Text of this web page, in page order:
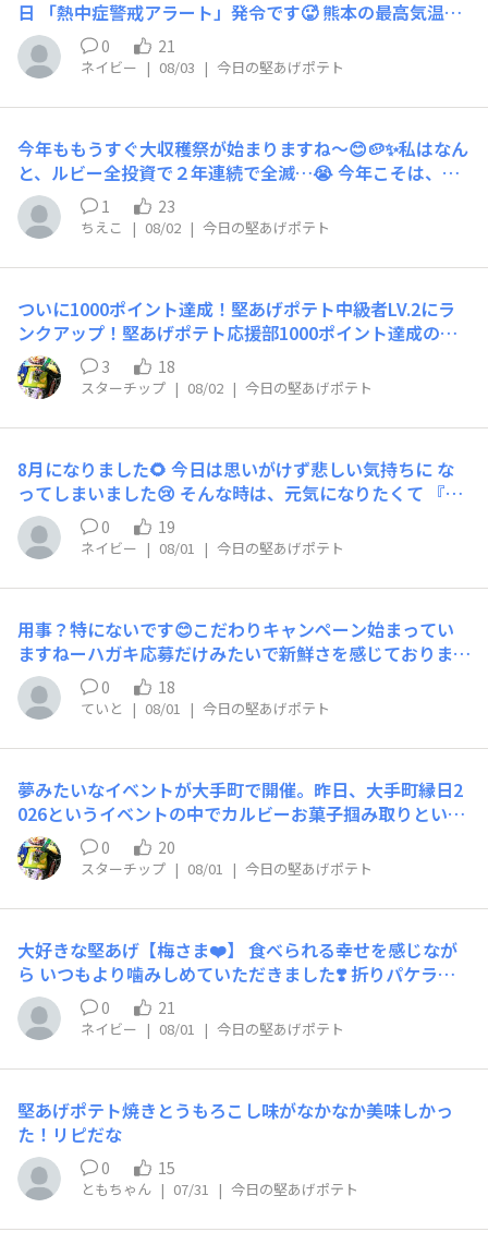
てみたところ！ここ最近で食べたCalbeeポテトチップス
のなかではトップクラスに良かったと感じた味に思えたん
ですよね。ポテトチップスで再現するのが難しいと思う
りにしている「ハラペーニョ」の味わい。そして個人的に
決め手と感じた「パセリ」この味を堅あげポテトの食感で
食べてみたいと思いましたね。可能ならば堅あげポテトと
KFCコラボで【グリーンホットウィング】を！もしくは
【ハラペーニョ】味あたりで販売して頂けたらと思いまし
た。
日 「熱中症警戒アラート」発令です🥵 熊本の最高気温予
想をみて また心が痛みます😣 どうか、どうか…酷暑日に
ならないで🙏 熊本の皆さんが１日でも早く 大好きなお菓
子を楽しめる 穏やかな生活に戻られることを 切に願って
います🍀
0 21
ネイビー | 08/03 | 今日の堅あげポテト
今年ももうすぐ大収穫祭が始まりますね〜😊🥔✨私はなん
と、ルビー全投資で２年連続で全滅…😭 今年こそは、じ
ゃがいもが届きますように🙏✨【カルビーさんにお願いで
す💕】毎年たくさんの方が応募されていると思いますが、
できるだけたくさんの人が当選して「やったー！」と喜べ
るような仕組みがあったら嬉しいです😊例えば…🌟同じ
収穫祭では、同じ住所の当選は３回まで🌟１度に1,000ル
ビー（50口）応募すると当選確率がグッと上がる仕組み
🌟堅あげポテト応援部員は、１口を２口分として抽選して
もらえる特典…なんていうのはどうでしょう？😆もちろ
てたい！」という私の切実な願いです😂💕今年はじゃが
いもが届きますように〜🥔✨ カルビーさん、よろしくお
願いします🙏😊
1 23
ちえこ | 08/02 | 今日の堅あげポテト
ついに1000ポイント達成！堅あげポテト中級者LV.2にラ
ンクアップ！堅あげポテト応援部1000ポイント達成の瞬
間おはようございます。本日1000ポイントを達成するこ
とができました。これからも堅あげポテト部員として盛り
上げていきたいと思います。1000ポイント達成の日は現
在発売されている堅あげポテトで１番好きなブラックペッ
3 18
スターチップ | 08/02 | 今日の堅あげポテト
8月になりました🌻 今日は思いがけず悲しい気持ちに な
ってしまいました😢 そんな時は、元気になりたくて 『推
し💓』に会いに「ライブ♪DVD」 今、観て堅あげ食べて
ます🥲 推し💓の笑顔はほんと最高〜🥰💘 堅あげも私に元
気をくれます💓🎶 どっちも、私にとっては なくてはなら
ない大切な存在です🍀
0 19
ネイビー | 08/01 | 今日の堅あげポテト
用事？特にないです😊こだわりキャンペーン始まってい
ますねーハガキ応募だけみたいで新鮮さを感じておりま
す。お休みに入りましたら堅あげタイム楽しみたいなと思
います✨
0 18
ていと | 08/01 | 今日の堅あげポテト
夢みたいなイベントが大手町で開催。昨日、大手町縁日2
026というイベントの中でカルビーお菓子掴み取りという
イベントが開催されました。ということで堅あげポテト部
員として参加してきました。画像のようなお菓子プールか
ら片手でお菓子を掴みあげるというイベント内容でしたが
この日は都内某所で開催されていたゲームイベントに参加
候によりお菓子掴み取り大会が一時中断されていたという
ことや、夏の野外イベントだったことで私の足が虫にささ
れるということが重なったことで・・・【完全な本気モー
ドになってしまった私は】おそらく過去最高記録？を記録
がこの投稿を見てくれていたとしたら上記のような状況が
ありましたが、すいませんでしたと書いておきます。お菓
子掴み取り大会は盛り上がっていたように思えるので、ま
たどこかで開催してもらいたいと思いました。大手町で開
催されたカルビーお菓子掴み取り大会の様子「※画像はぼ
かしをいれております※」
0 20
スターチップ | 08/01 | 今日の堅あげポテト
大好きな堅あげ【梅さま❤️】 食べられる幸せを感じなが
ら いつもより噛みしめていただきました❣️ 折りパケラン
キング🌟 １つ上がって３位🥉になりました！ もうお店で
は見かけないので ストック分で１位になりたいです🥰
0 21
ネイビー | 08/01 | 今日の堅あげポテト
堅あげポテト焼きとうもろこし味がなかなか美味しかっ
た！リピだな
0 15
ともちゃん | 07/31 | 今日の堅あげポテト